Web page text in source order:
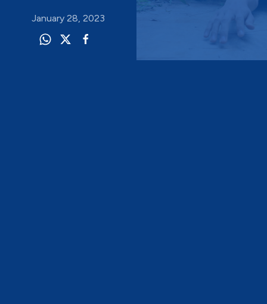
January 28, 2023